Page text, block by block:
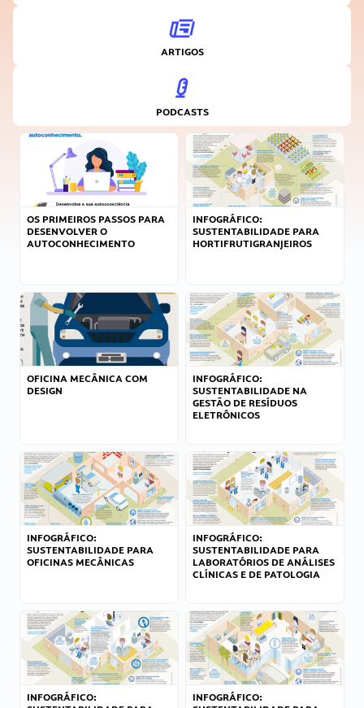
ARTIGOS
PODCASTS
OS PRIMEIROS PASSOS PARA
DESENVOLVER O
AUTOCONHECIMENTO
INFOGRÁFICO:
SUSTENTABILIDADE PARA
HORTIFRUTIGRANJEIROS
OFICINA MECÂNICA COM
DESIGN
INFOGRÁFICO:
SUSTENTABILIDADE NA
GESTÃO DE RESÍDUOS
ELETRÔNICOS
INFOGRÁFICO:
SUSTENTABILIDADE PARA
OFICINAS MECÂNICAS
INFOGRÁFICO:
SUSTENTABILIDADE PARA
LABORATÓRIOS DE ANÁLISES
CLÍNICAS E DE PATOLOGIA
INFOGRÁFICO:
INFOGRÁFICO: